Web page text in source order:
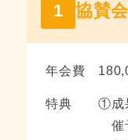
1 協賛
年会費
特典 ①
催